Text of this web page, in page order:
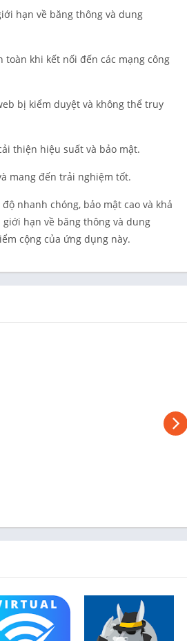
Nuôi dạy
Quay phim
Xã hội
Công cụ
Sổ tay du
Thời tiết
Trình phát
chỉnh sửa
hạn về băng thông và dung
khi kết nối đến các mạng công
bị kiểm duyệt và không thể truy
thiện hiệu suất và bảo mật.
mang đến trải nghiệm tốt.
nhanh chóng, bảo mật cao và khả
hạn về băng thông và dung
cộng của ứng dụng này.